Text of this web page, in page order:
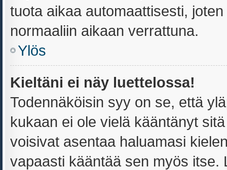
tuota aikaa automaattisesti,
normaaliin aikaan verrattuna.
Ylös
Kieltäni ei näy luettelossa!
Todennäköisin syy on se, että
kukaan ei ole vielä kääntänyt
voisivat asentaa haluamasi
vapaasti kääntää sen myös itse.